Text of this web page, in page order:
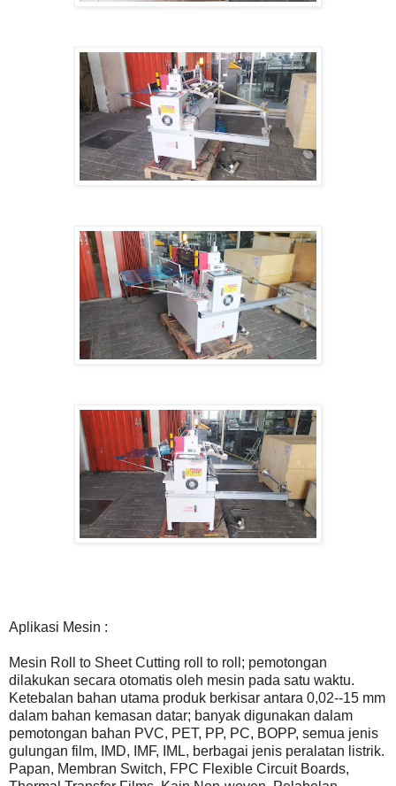
Aplikasi Mesin :
Mesin Roll to Sheet Cutting roll to roll; pemotongan
dilakukan secara otomatis oleh mesin pada satu waktu.
Ketebalan bahan utama produk berkisar antara 0,02--15 mm
dalam bahan kemasan datar; banyak digunakan dalam
pemotongan bahan PVC, PET, PP, PC, BOPP, semua jenis
gulungan film, IMD, IMF, IML, berbagai jenis peralatan listrik.
Papan, Membran Switch, FPC Flexible Circuit Boards,